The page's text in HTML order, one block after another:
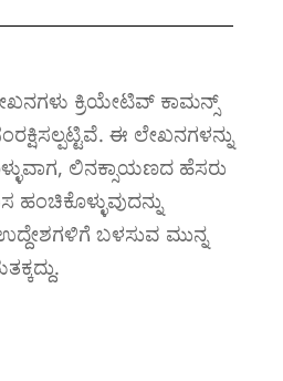
ಕ್ರಿಯೇಟಿವ್ ಕಾಮನ್ಸ್
ಈ ಲೇಖನಗಳನ್ನು
ಲಿನಕ್ಸಾಯಣದ ಹೆಸರು
ಬಳಸುವ ಮುನ್ನ